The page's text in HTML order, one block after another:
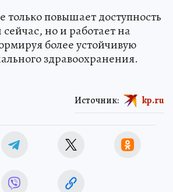
только повышает доступность
но и работает на
более устойчивую
здравоохранения.
Источник: kp.ru